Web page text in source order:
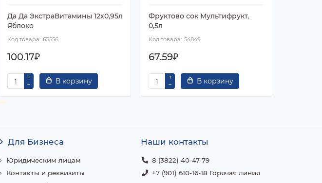
Да Да ЭкстраВитамины 12х0,95л
Яблоко
63556
100.17₽
В корзину
Фруктово сок Мультифрукт,
0,5л
54849
67.59₽
В корзину
Для Бизнеса
Юридическим лицам
Контакты и реквизиты
Наши контакты
8 (3822) 40-47-79
+7 (901) 610-16-18 Горячая линия